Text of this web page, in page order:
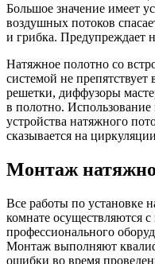
Большое значение имеет
воздушных потоков
и грибка. Предупреждает
Натяжное полотно со
системой не
решетки, диффузоры
в полотно.
устройства натяжного
сказывается на
Монтаж
Все работы по установке
комнате осуществляются
профессионального
Монтаж выполняют
ошибки во время